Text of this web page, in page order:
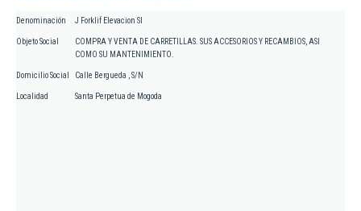
Denominación J Forklif Elevacion Sl
Objeto Social
COMPRA Y VENTA DE CARRETILLAS. SUS ACCESORIOS Y RECAMBIOS, ASI
COMO SU MANTENIMIENTO.
Domicilio Social Calle Bergueda , S/N
Localidad Santa Perpetua de Mogoda